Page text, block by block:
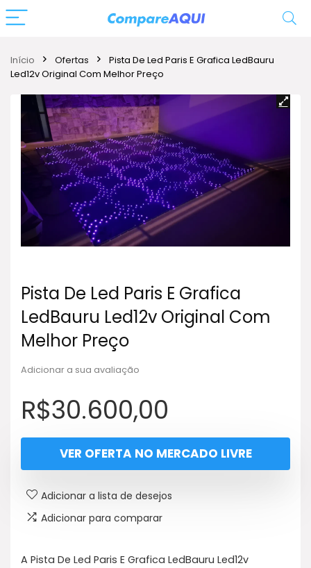
Início Ofertas
Pista De Led Paris E Grafica LedBauru
Led12v Original Com Melhor Preço
Pista De Led Paris E Grafica
LedBauru Led12v Original Com
Melhor Preço
Adicionar a sua avaliação
R$30.600,00
VER OFERTA NO MERCADO LIVRE
Adicionar a lista de desejos
Adicionar para comparar
A Pista De Led Paris E Grafica LedBauru Led12v